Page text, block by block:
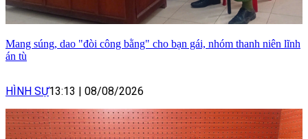
Mang súng, dao "đòi công bằng" cho bạn gái, nhóm thanh niên lĩnh
án tù
HÌNH SỰ13:13 08/08/2026